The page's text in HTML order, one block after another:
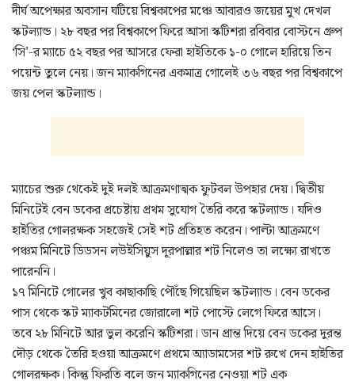
দীর্ঘ অপেক্ষার অবসান ঘটিয়ে বিশ্বকাপের মঞ্চে আবারও জয়ের মুখ দেখল
স্কটল্যান্ড। ২৮ বছর পর বিশ্বকাপে ফিরে আসা স্কটিশরা রবিবার বোস্টনে গ্রুপ
‘সি’-র ম্যাচে ৫২ বছর পর আসরে ফেরা হাইতিকে ১-০ গোলে হারিয়ে তিন
পয়েন্ট তুলে নেয়। জন ম্যাকগিনের একমাত্র গোলেই ৩৬ বছর পর বিশ্বকাপে
জয় পেল স্কটল্যান্ড।
ম্যাচের শুরু থেকেই দুই দলই আক্রমণাত্মক ফুটবল উপহার দেয়। দ্বিতীয়
মিনিটেই বেন ডকের প্রচেষ্টায় প্রথম সুযোগ তৈরি করে স্কটল্যান্ড। যদিও
হাইতির গোলরক্ষক সহজেই সেই শট প্রতিহত করেন। পাল্টা আক্রমণে
পঞ্চম মিনিটে ডিডসন লউইসিয়ুস দূরপাল্লার শট নিলেও তা লক্ষ্যে রাখতে
পারেননি।
১৭ মিনিটে গোলের খুব কাছাকাছি পৌঁছে গিয়েছিল স্কটল্যান্ড। বেন ডকের
পাস থেকে স্কট ম্যাকটমিনের জোরালো শট পোস্টে লেগে ফিরে আসে।
তবে ২৮ মিনিটে আর ভুল করেনি স্কটিশরা। ডান প্রান্ত দিয়ে বেন ডকের দুরন্ত
দৌড় থেকে তৈরি হওয়া আক্রমণে প্রথমে অ্যাডামসের শট রুখে দেন হাইতির
গোলরক্ষক। কিন্তু ফিরতি বলে জন ম্যাকগিনের নেওয়া শট এক